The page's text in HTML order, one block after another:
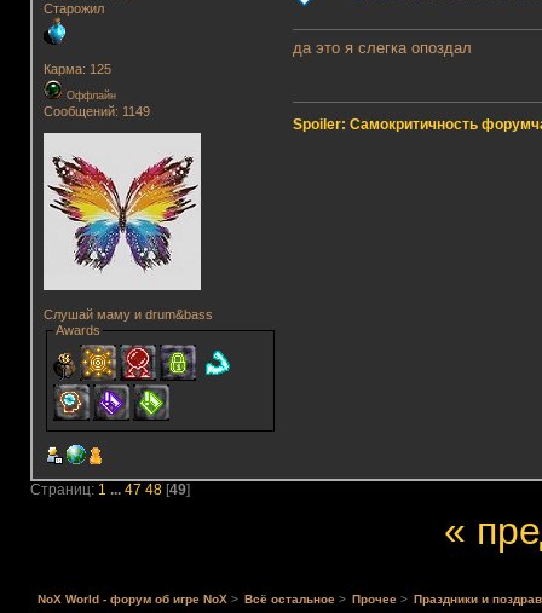
Старожил
Карма: 125
Оффлайн
Сообщений: 1149
Слушай маму и drum&bass
Awards
да это я слегка опоздал
Spoiler: Самокритичность
Страниц: 1 ... 47 48[49]
«
NoX World - форум об игре NoX > Всё остальное > Прочее > Праздники и